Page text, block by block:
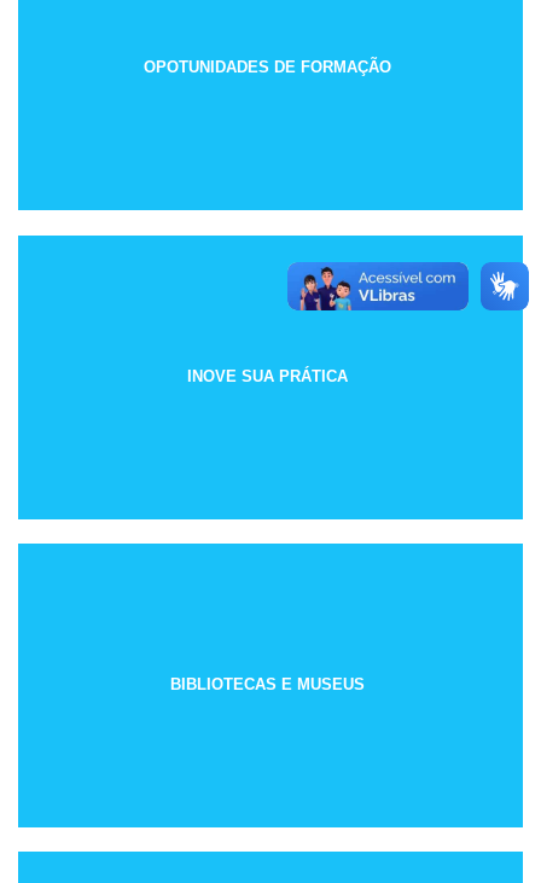
OPOTUNIDADES DE FORMAÇÃO
INOVE SUA PRÁTICA
BIBLIOTECAS E MUSEUS